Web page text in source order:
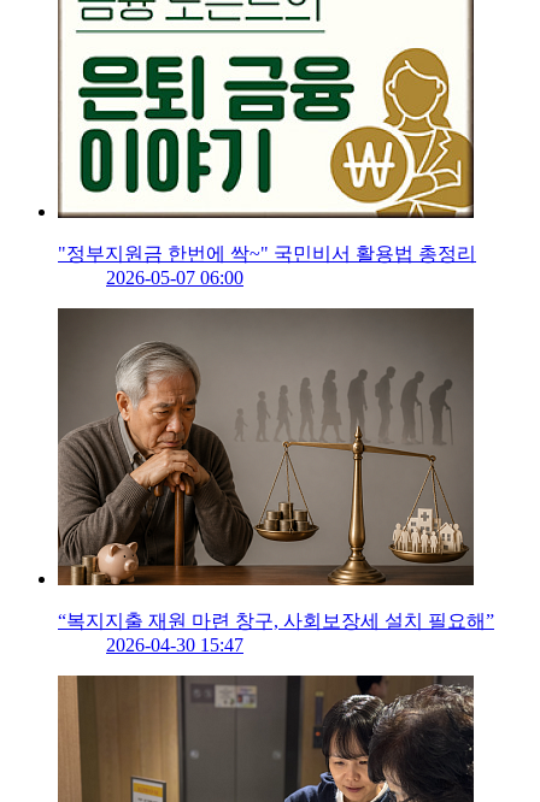
"정부지원금 한번에 싹~" 국민비서 활용법 총정리
2026-05-07 06:00
“복지지출 재원 마련 창구, 사회보장세 설치 필요해”
2026-04-30 15:47